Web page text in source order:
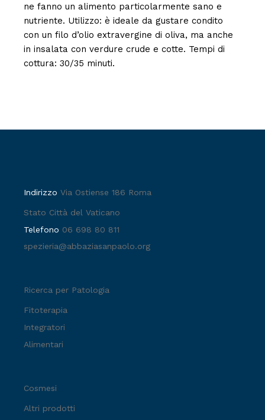
ne fanno un alimento particolarmente sano e
nutriente. Utilizzo: è ideale da gustare condito
con un filo d’olio extravergine di oliva, ma anche
in insalata con verdure crude e cotte. Tempi di
cottura: 30/35 minuti.
IndirizzoVia Ostiense 186 Roma
Stato Città del Vaticano
Telefono 06 698 80 811
spezieria@abbaziasanpaolo.org
Ricerca per Patologia
Fitoterapia
Integratori
Alimentari
Cosmesi
Altri prodotti